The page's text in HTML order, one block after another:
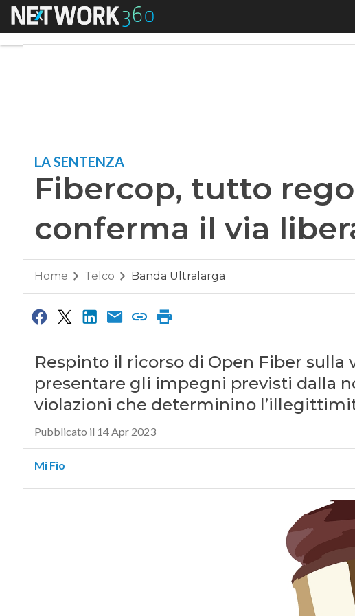
Menu
LA SENTENZA
Fibercop, tutto
conferma il via
Home Telco Banda Ultralarga
Respinto il ricorso di Open Fiber
presentare gli impegni previsti dalla
violazioni che determinino
Pubblicato il 14 Apr 2023
Mi Fio